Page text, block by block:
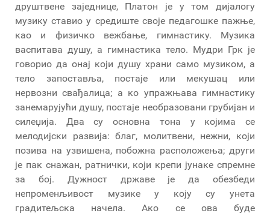
друштвене заједнице, Платон је у том дијалогу
музику ставио у средиште своје педагошке пажње,
као и физичко вежбање, гимнастику. Музика
васпитава душу, а гимнастика тело. Мудри Грк је
говорио да онај који душу храни само музиком, а
тело запоставља, постаје или мекушац или
нервозни свађалица; а ко упражњава гимнастику
занемарујући душу, постаје необразовани грубијан и
силеџија. Два су основна тона у којима се
мелодијски развија: благ, молитвени, нежни, који
позива на узвишена, побожна расположења; други
је пак снажан, ратнички, који крепи јунаке спремне
за бој. Дужност државе је да обезбеди
непроменљивост музике у коју су унета
градитељска начела. Ако се ова буде